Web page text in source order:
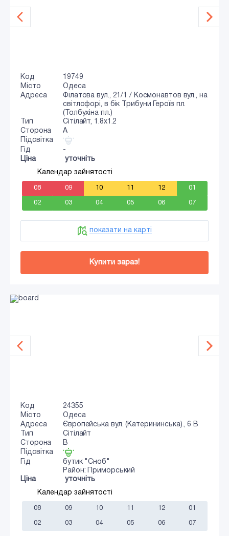
Код
19749
Місто
Одеса
Адреса
Філатова вул., 21/1 / Космонавтов вул., на
світлофорі, в бік Трибуни Героїв пл.
(Толбухіна пл.)
Тип
Сiтiлайт, 1.8x1.2
Сторона
A
Підсвітка
Гід
-
Ціна
уточніть
Календар зайнятості
08 09 10 11 12 01
02 03 04 05 06 07
показати на карті
Купити зараз!
Код
24355
Місто
Одеса
Адреса
Європейська вул. (Катерининська)., 6 B
Тип
Сiтiлайт
Сторона
B
Підсвітка
Гід
бутик "Сноб"
Район: Приморський
Ціна
уточніть
Календар зайнятості
08 09 10 11 12 01
02 03 04 05 06 07